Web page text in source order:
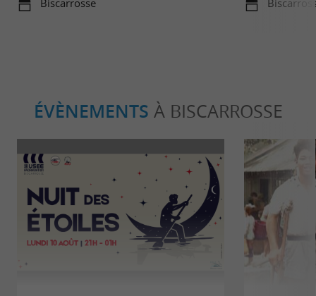
Biscarrosse
ÉVÈNEMENTS À BISCARROSSE